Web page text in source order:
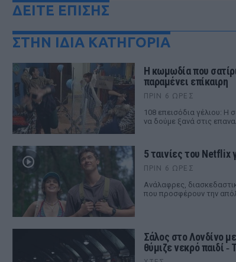
ΔΕΙΤΕ ΕΠΙΣΗΣ
ΣΤΗΝ ΙΔΙΑ ΚΑΤΗΓΟΡΙΑ
Η κωμωδία που
παραμένει επίκαιρη
ΠΡΙΝ 6 ΏΡΕΣ
108 επεισόδια γέλιου: Η
να δούμε ξανά στις
5 ταινίες του Netflix
ΠΡΙΝ 6 ΏΡΕΣ
Aνάλαφρες,
που προσφέρουν την
Σάλος στο Λονδίνο
θύμιζε νεκρό παιδί